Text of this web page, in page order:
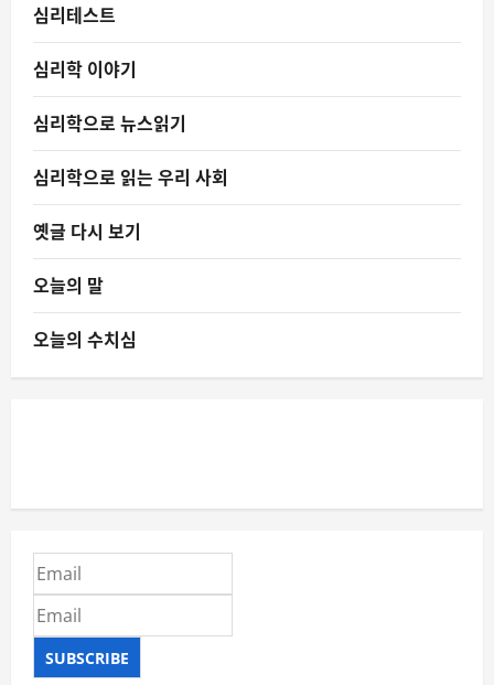
심리테스트
심리학 이야기
심리학으로 뉴스읽기
심리학으로 읽는 우리 사회
옛글 다시 보기
오늘의 말
오늘의 수치심
SUBSCRIBE